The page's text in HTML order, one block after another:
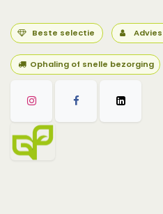
Beste selectie
Ophaling of snelle bezorging